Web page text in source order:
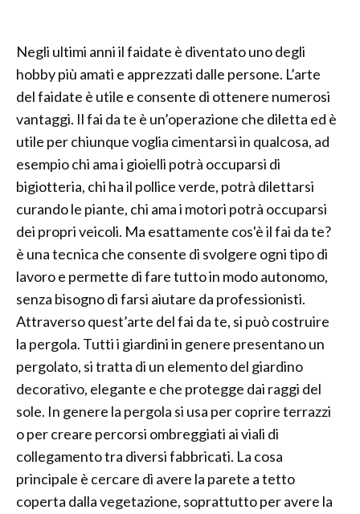
Negli ultimi anni il faidate è diventato uno degli
hobby più amati e apprezzati dalle persone. L’arte
del faidate è utile e consente di ottenere numerosi
vantaggi. Il fai da te è un’operazione che diletta ed è
utile per chiunque voglia cimentarsi in qualcosa, ad
esempio chi ama i gioielli potrà occuparsi di
bigiotteria, chi ha il pollice verde, potrà dilettarsi
curando le piante, chi ama i motori potrà occuparsi
dei propri veicoli. Ma esattamente cos'è il fai da te?
è una tecnica che consente di svolgere ogni tipo di
lavoro e permette di fare tutto in modo autonomo,
senza bisogno di farsi aiutare da professionisti.
Attraverso quest’arte del fai da te, si può costruire
la pergola. Tutti i giardini in genere presentano un
pergolato, si tratta di un elemento del giardino
decorativo, elegante e che protegge dai raggi del
sole. In genere la pergola si usa per coprire terrazzi
o per creare percorsi ombreggiati ai viali di
collegamento tra diversi fabbricati. La cosa
principale è cercare di avere la parete a tetto
coperta dalla vegetazione, soprattutto per avere la